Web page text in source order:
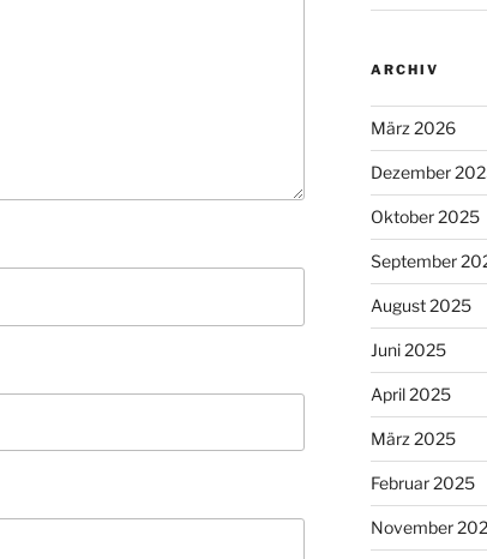
ARCHIV
März 2026
Dezember
Oktober 2025
September
August 2025
Juni 2025
April 2025
März 2025
Februar 2025
November